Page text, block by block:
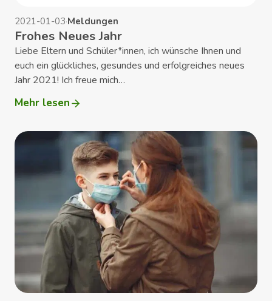
2021-01-03·Meldungen
Frohes Neues Jahr
Liebe Eltern und Schüler*innen, ich wünsche Ihnen und
euch ein glückliches, gesundes und erfolgreiches neues
Jahr 2021! Ich freue mich…
Mehr lesen
:
Neues
Jahr